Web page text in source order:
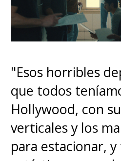
"Esos horribles
que todos
Hollywood, con
verticales y los
para estacionar,